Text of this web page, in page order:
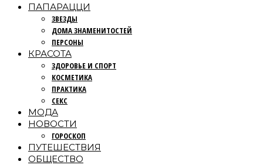
ПАПАРАЦЦИ
ЗВЕЗДЫ
ДОМА ЗНАМЕНИТОСТЕЙ
ПЕРСОНЫ
КРАСОТА
ЗДОРОВЬЕ И СПОРТ
КОСМЕТИКА
ПРАКТИКА
СЕКС
МОДА
НОВОСТИ
ГОРОСКОП
ПУТЕШЕСТВИЯ
ОБЩЕСТВО